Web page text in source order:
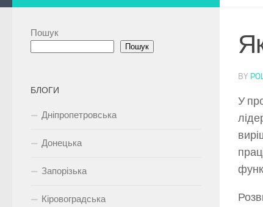
BY
У
Пошук
Пошук
БЛОГИ
Дніпропетровська
Донецька
Запорізька
Кіровоградська